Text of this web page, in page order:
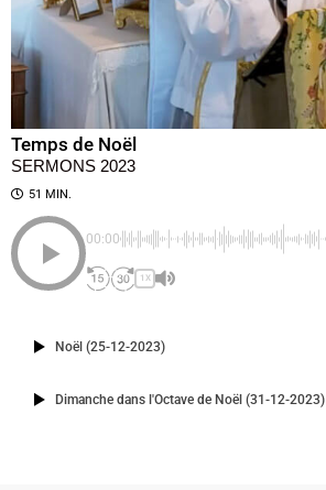
Temps de Noël
SERMONS 2023
51 MIN.
00:00
1X
Noël (25-12-2023)
Dimanche dans l'Octave de Noël (31-12-2023)